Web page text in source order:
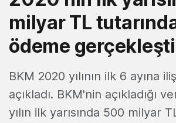
milyar TL
ödeme gerçekleşti
BKM 2020 yılının ilk 6 ayına
açıkladı. BKM'nin açıkladığı
yılın ilk yarısında 500 milyar